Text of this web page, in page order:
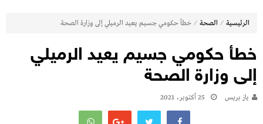
الرئيسية ⁄ الصحة ⁄ خطأ حكومي جسيم يعيد الرميلي إلى وزارة الصحة
خطأ حكومي جسيم يعيد الرميلي
إلى وزارة الصحة
يـاز بريـس 25 أكتوبر، 2021